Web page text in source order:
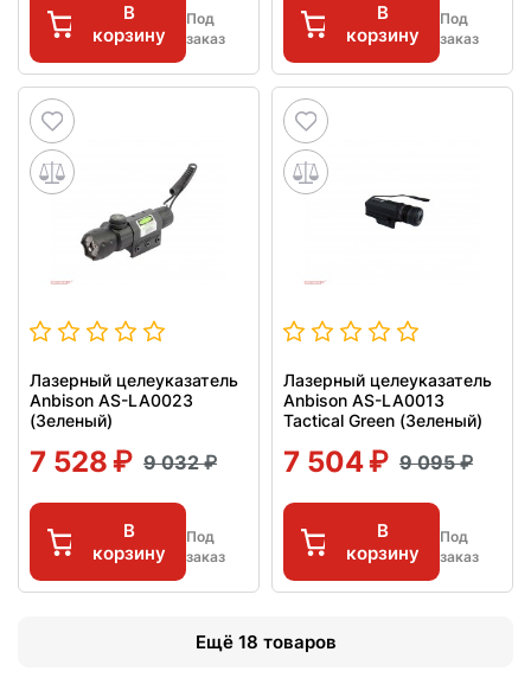
В
корзину
Под
заказ
В
корзину
Под
заказ
Лазерный целеуказатель
Anbison AS-LA0023
(Зеленый)
7 528 9 032
В
корзину
Под
заказ
Лазерный целеуказатель
Anbison AS-LA0013
Tactical Green (Зеленый)
7 504 9 095
В
корзину
Под
заказ
Ещё 18 товаров